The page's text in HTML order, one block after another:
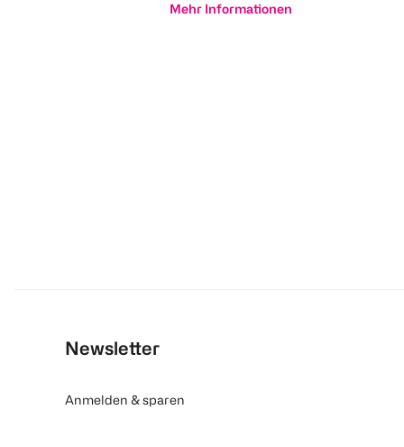
Mehr Informationen
Newsletter
Anmelden & sparen